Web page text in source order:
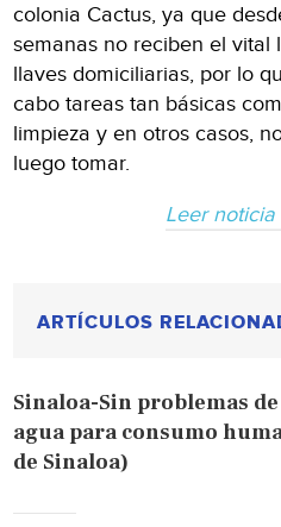
colonia Cactus, ya que
semanas no reciben el vital
llaves domiciliarias, por lo
cabo tareas tan básicas
limpieza y en otros casos,
luego tomar.
Leer
ARTÍCULOS
Sinaloa-Sin problemas
agua para consumo
de Sinaloa)